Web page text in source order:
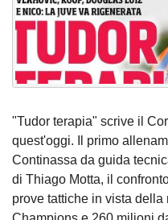
"Tudor terapia" scrive il
quest'oggi. Il primo
Continassa da guida
di Thiago Motta, il
prove tattiche in vista